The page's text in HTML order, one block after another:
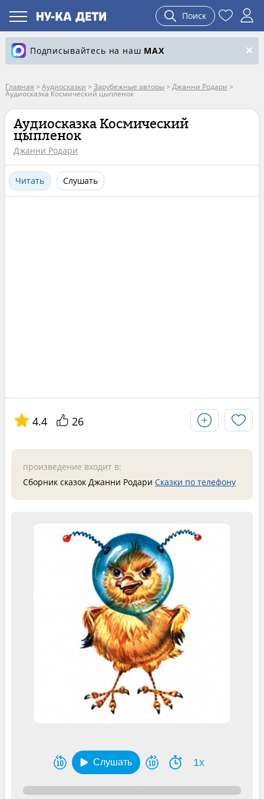
Поиск
Подписывайтесь на наш MAX
Главная > Аудиосказки > Зарубежные авторы > Джанни Родари >
Аудиосказка Космический цыпленок
Аудиосказка Космический
цыпленок
Джанни Родари
Читать Слушать
4.4 26
произведение входит в:
Сборник сказок Джанни Родари Сказки по телефону
Слушать 1x